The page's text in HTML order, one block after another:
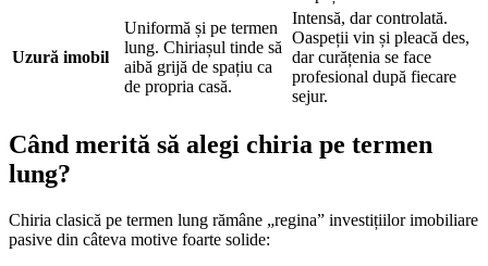
Uzură imobil
Uniformă și pe termen
lung. Chiriașul tinde să
aibă grijă de spațiu ca
de propria casă.
Intensă, dar controlată.
Oaspeții vin și pleacă des,
dar curățenia se face
profesional după fiecare
sejur.
Când merită să alegi chiria pe termen
lung?
Chiria clasică pe termen lung rămâne „regina” investițiilor imobiliare
pasive din câteva motive foarte solide: